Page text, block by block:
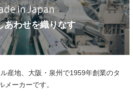
あわせを織りなす
産地、大阪・泉州で1959年創業のタ
メーカーです。